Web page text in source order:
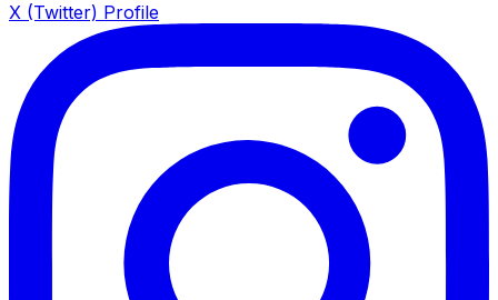
X (Twitter) Profile